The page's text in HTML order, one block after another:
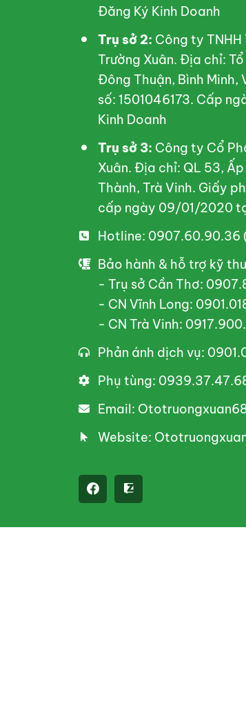
Đăng Ký Kinh Doanh
Trụ sở 2: Công ty TNHH
Trường Xuân. Địa chỉ:
Đông Thuận, Bình Minh,
số: 1501046173. Cấp
Kinh Doanh
Trụ sở 3: Công ty Cổ
Xuân. Địa chỉ: QL 53,
Thành, Trà Vinh. Giấy
cấp ngày 09/01/2020
Hotline: 0907.60.90.36
Bảo hành & hỗ trợ kỹ
- Trụ sở Cần Thơ:
- CN Vĩnh Long:
- CN Trà Vinh:
Phản ánh dịch vụ:
Phụ tùng:
Email:
Website: